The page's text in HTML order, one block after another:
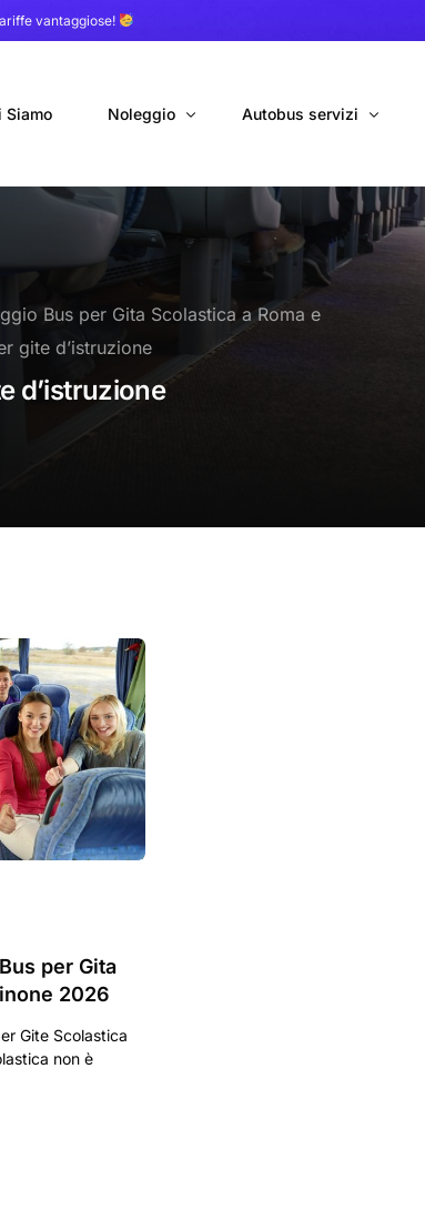
vantaggiose!
Siamo Noleggio
Autobus con conducente
Noleggio autobus Tour organizzati
Noleggio 9 Posti Online
Trasferimenti privati
Autobus servizi
Navetta Autobus da
Navetta Autobus da
Autobus per Tour privati
Bus per Gita Scolastica a Roma e
gite d’istruzione
d’istruzione
per Gita
2026
Gite Scolastica
non è